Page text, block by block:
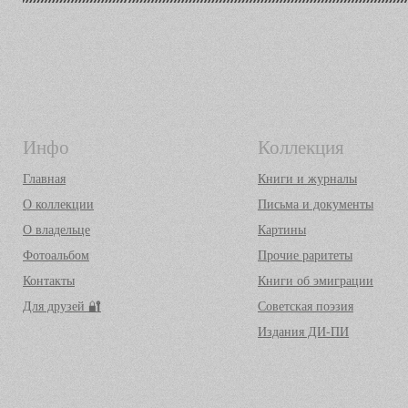
Инфо
Главная
О коллекции
О владельце
Фотоальбом
Контакты
Для друзей 🔐
Коллекция
Книги и журналы
Письма и документы
Картины
Прочие раритеты
Книги об эмиграции
Советская поэзия
Издания ДИ-ПИ